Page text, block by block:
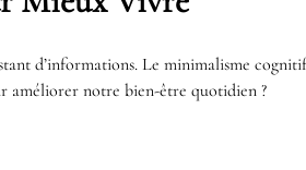
d’informations. Le minimalisme
améliorer notre bien-être quotidien ?